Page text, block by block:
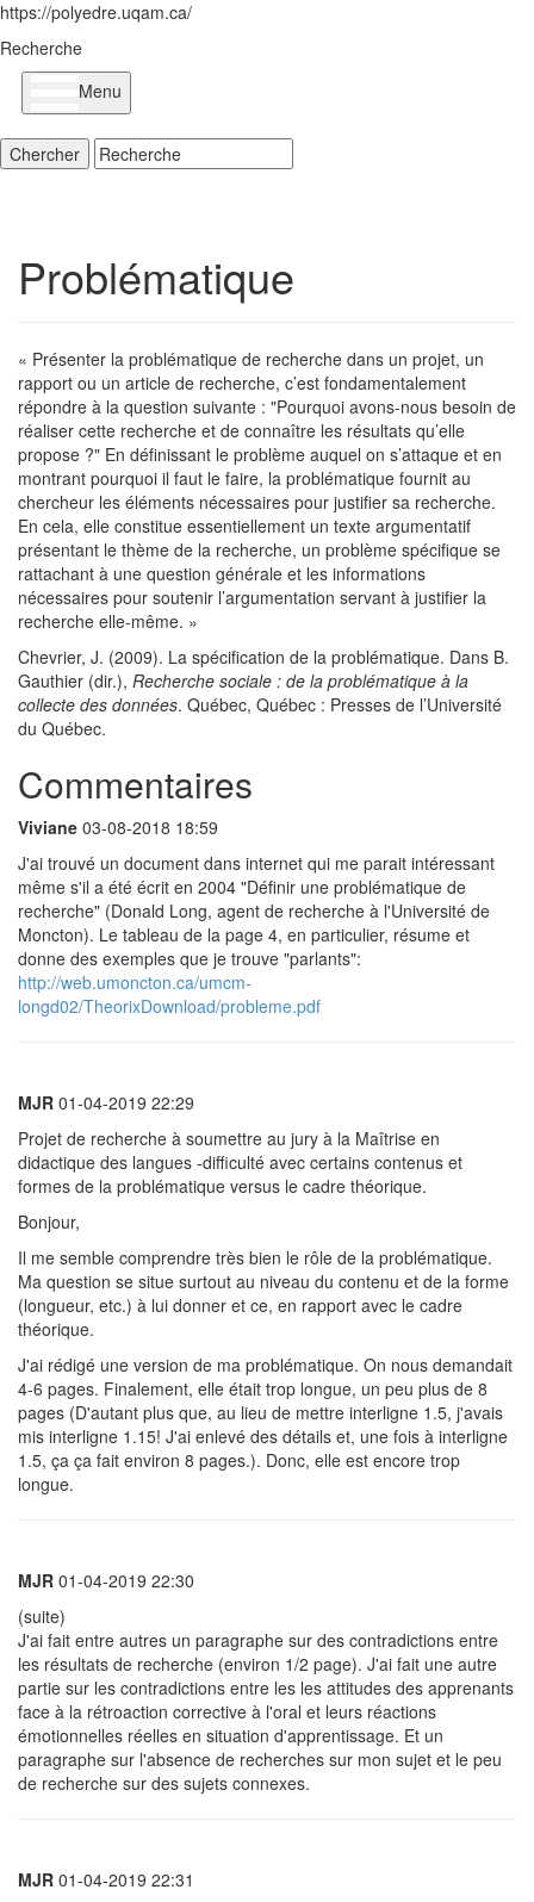
https://polyedre.uqam.ca/
Recherche
Menu
Problématique
« Présenter la problématique de recherche dans un projet, un
rapport ou un article de recherche, c’est fondamentalement
répondre à la question suivante : "Pourquoi avons-nous besoin de
réaliser cette recherche et de connaître les résultats qu’elle
propose ?" En définissant le problème auquel on s’attaque et en
montrant pourquoi il faut le faire, la problématique fournit au
chercheur les éléments nécessaires pour justifier sa recherche.
En cela, elle constitue essentiellement un texte argumentatif
présentant le thème de la recherche, un problème spécifique se
rattachant à une question générale et les informations
nécessaires pour soutenir l’argumentation servant à justifier la
recherche elle-même. »
Chevrier, J. (2009). La spécification de la problématique. Dans B.
Gauthier (dir.), Recherche sociale : de la problématique à la
collecte des données. Québec, Québec : Presses de l’Université
du Québec.
Commentaires
Viviane 03-08-2018 18:59
J'ai trouvé un document dans internet qui me parait intéressant
même s'il a été écrit en 2004 "Définir une problématique de
recherche" (Donald Long, agent de recherche à l'Université de
Moncton). Le tableau de la page 4, en particulier, résume et
donne des exemples que je trouve "parlants":
http://web.umoncton.ca/umcm-
longd02/TheorixDownload/probleme.pdf
MJR 01-04-2019 22:29
Projet de recherche à soumettre au jury à la Maîtrise en
didactique des langues -difficulté avec certains contenus et
formes de la problématique versus le cadre théorique.
Bonjour,
Il me semble comprendre très bien le rôle de la problématique.
Ma question se situe surtout au niveau du contenu et de la forme
(longueur, etc.) à lui donner et ce, en rapport avec le cadre
théorique.
J'ai rédigé une version de ma problématique. On nous demandait
4-6 pages. Finalement, elle était trop longue, un peu plus de 8
pages (D'autant plus que, au lieu de mettre interligne 1.5, j'avais
mis interligne 1.15! J'ai enlevé des détails et, une fois à interligne
1.5, ça ça fait environ 8 pages.). Donc, elle est encore trop
longue.
MJR 01-04-2019 22:30
(suite)
J'ai fait entre autres un paragraphe sur des contradictions entre
les résultats de recherche (environ 1/2 page). J'ai fait une autre
partie sur les contradictions entre les les attitudes des apprenants
face à la rétroaction corrective à l'oral et leurs réactions
émotionnelles réelles en situation d'apprentissage. Et un
paragraphe sur l'absence de recherches sur mon sujet et le peu
de recherche sur des sujets connexes.
MJR 01-04-2019 22:31